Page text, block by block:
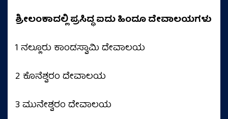
ಶ್ರೀಲಂಕಾದಲ್ಲಿ ಪ್ರಸಿದ್ಧ ಐದು ಹಿಂದೂ ದೇವಾಲಯಗಳು
1 ನಲ್ಲೂರು ಕಾಂಡಸ್ವಾಮಿ ದೇವಾಲಯ
2 ಕೊನೆಶ್ವರಂ ದೇವಾಲಯ
3 ಮುನೇಶ್ವರಂ ದೇವಾಲಯ